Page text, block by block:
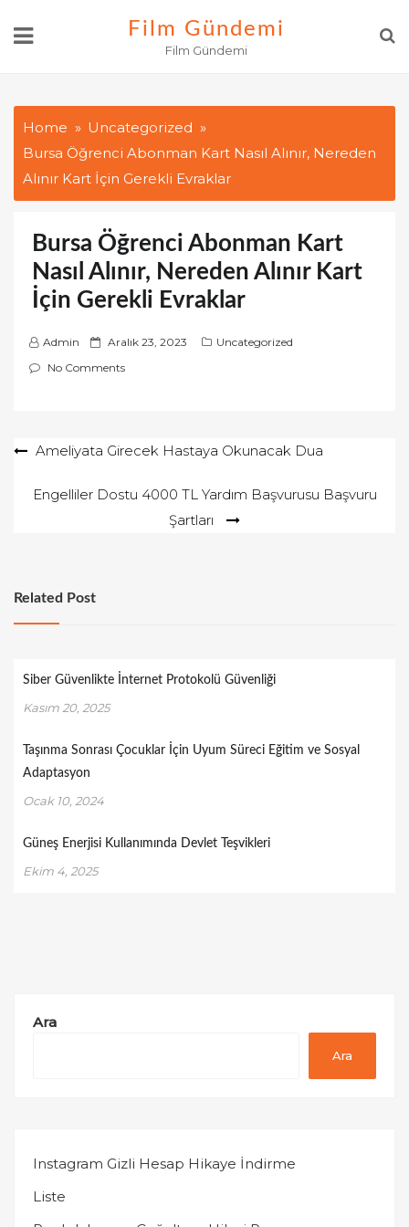
Film Gündemi
Film Gündemi
Home
Uncategorized
Bursa Öğrenci Abonman Kart Nasıl Alınır, Nereden
Alınır Kart İçin Gerekli Evraklar
Bursa Öğrenci Abonman Kart
Nasıl Alınır, Nereden Alınır Kart
İçin Gerekli Evraklar
Admin
P
o
d
n
Aralık 23, 2023
Uncategorized
No Comments
YazıAmeliyata Girecek Hastaya Okunacak Dua
Engelliler Dostu 4000 TL Yardım Başvurusu Başvuru
Şartları
Related Post
Siber Güvenlikte İnternet Protokolü Güvenliği
Kasım 20, 2025
Taşınma Sonrası Çocuklar İçin Uyum Süreci Eğitim ve Sosyal
Adaptasyon
Ocak 10, 2024
Güneş Enerjisi Kullanımında Devlet Teşvikleri
Ekim 4, 2025
Ara
Ara
Instagram Gizli Hesap Hikaye İndirme
Liste